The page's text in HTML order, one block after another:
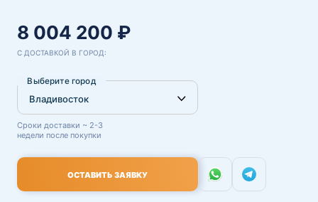
8 004 200 ₽
С ДОСТАВКОЙ В ГОРОД:
Выберите город
Сроки доставки ~ 2-3
недели после покупки
ОСТАВИТЬ ЗАЯВКУ